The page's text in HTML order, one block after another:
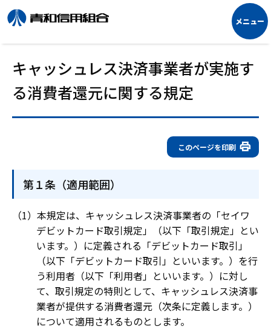
キャッシュレス決済事業者が実施す
る消費者還元に関する規定
このページを印刷
第１条（適用範囲）
本規定は、キャッシュレス決済事業者の「セイワ
デビットカード取引規定」（以下「取引規定」とい
います。）に定義される「デビットカード取引」
（以下「デビットカード取引」といいます。）を行
う利用者（以下「利用者」といいます。）に対し
て、取引規定の特則として、キャッシュレス決済事
業者が提供する消費者還元（次条に定義します。）
について適用されるものとします。